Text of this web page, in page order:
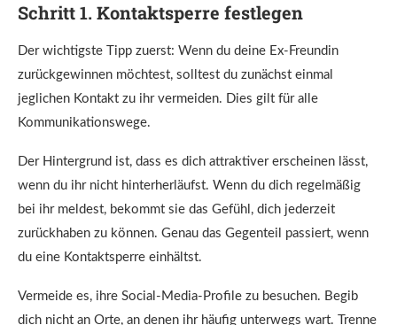
Schritt 1. Kontaktsperre festlegen
Der wichtigste Tipp zuerst: Wenn du deine Ex-Freundin
zurückgewinnen möchtest, solltest du zunächst einmal
jeglichen Kontakt zu ihr vermeiden. Dies gilt für alle
Kommunikationswege.
Der Hintergrund ist, dass es dich attraktiver erscheinen lässt,
wenn du ihr nicht hinterherläufst. Wenn du dich regelmäßig
bei ihr meldest, bekommt sie das Gefühl, dich jederzeit
zurückhaben zu können. Genau das Gegenteil passiert, wenn
du eine Kontaktsperre einhältst.
Vermeide es, ihre Social-Media-Profile zu besuchen. Begib
dich nicht an Orte, an denen ihr häufig unterwegs wart. Trenne